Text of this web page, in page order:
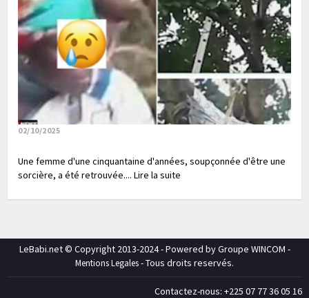
02/10/2025
Une femme d'une cinquantaine d'années, soupçonnée d'être une
sorcière, a été retrouvée.... Lire la suite
LeBabi.net © Copyright 2013-2024 - Powered by Groupe WINCOM -
Mentions Legales- Tous droits reservés.
Contactez-nous: +225 07 77 36 05 16